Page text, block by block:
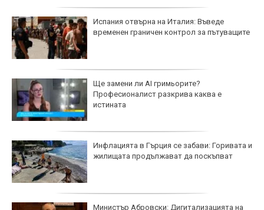
Испания отвърна на Италия: Въведе
временен граничен контрол за пътуващите
Ще замени ли AI гримьорите?
Професионалист разкрива каква е
истината
Инфлацията в Гърция се забави: Горивата и
жилищата продължават да поскъпват
Министър Абровски: Дигитализацията на